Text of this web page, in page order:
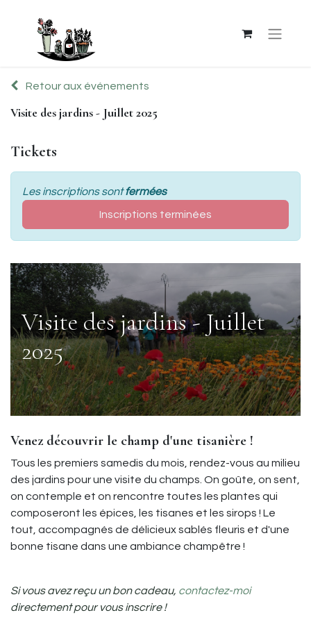
Retour aux événements
Visite des jardins - Juillet 2025
Tickets
Les inscriptions sontfermées
Inscriptions terminées
Visite des jardins - Juillet
2025
Venez découvrir le champ d'une tisanière !
Tous les premiers samedis du mois, rendez-vous au milieu
des jardins pour une visite du champs. On goûte, on sent,
on contemple et on rencontre toutes les plantes qui
composeront les épices, les tisanes et les sirops ! Le
tout, accompagnés de délicieux sablés fleuris et d'une
bonne tisane dans une ambiance champêtre !
Si vous avez reçu un bon cadeau, contactez-moi
directement pour vous inscrire !